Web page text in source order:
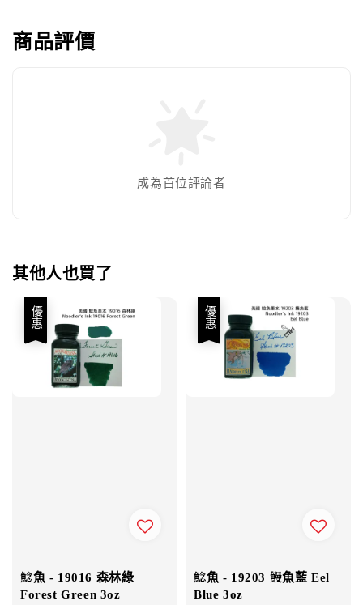
商品評價
成為首位評論者
其他人也買了
優惠
鯰魚 - 19016 森林綠
Forest Green 3oz
優惠
鯰魚 - 19203 鰻魚藍 Eel
Blue 3oz